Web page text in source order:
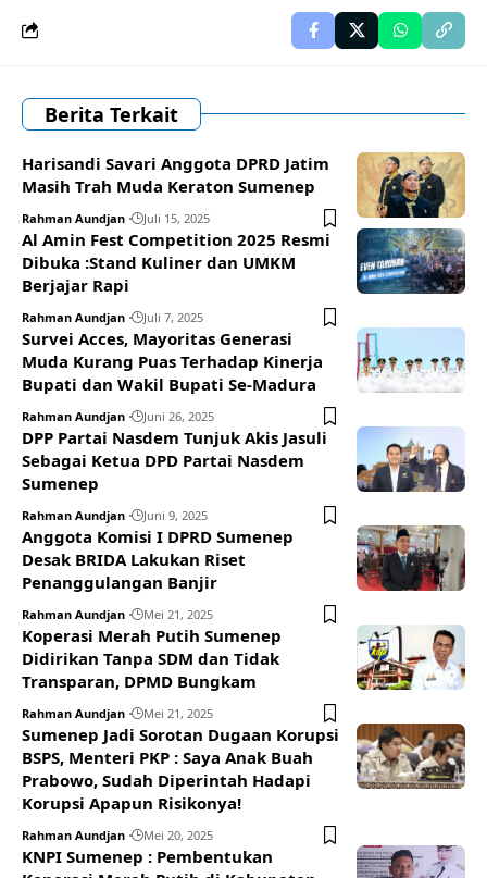
Berita Terkait
Harisandi Savari Anggota DPRD Jatim
Masih Trah Muda Keraton Sumenep
Rahman Aundjan Juli 15, 2025
Al Amin Fest Competition 2025 Resmi
Dibuka :Stand Kuliner dan UMKM
Berjajar Rapi
Rahman Aundjan Juli 7, 2025
Survei Acces, Mayoritas Generasi
Muda Kurang Puas Terhadap Kinerja
Bupati dan Wakil Bupati Se-Madura
Rahman Aundjan Juni 26, 2025
DPP Partai Nasdem Tunjuk Akis Jasuli
Sebagai Ketua DPD Partai Nasdem
Sumenep
Rahman Aundjan Juni 9, 2025
Anggota Komisi I DPRD Sumenep
Desak BRIDA Lakukan Riset
Penanggulangan Banjir
Rahman Aundjan Mei 21, 2025
Koperasi Merah Putih Sumenep
Didirikan Tanpa SDM dan Tidak
Transparan, DPMD Bungkam
Rahman Aundjan Mei 21, 2025
Sumenep Jadi Sorotan Dugaan Korupsi
BSPS, Menteri PKP : Saya Anak Buah
Prabowo, Sudah Diperintah Hadapi
Korupsi Apapun Risikonya!
Rahman Aundjan Mei 20, 2025
KNPI Sumenep : Pembentukan